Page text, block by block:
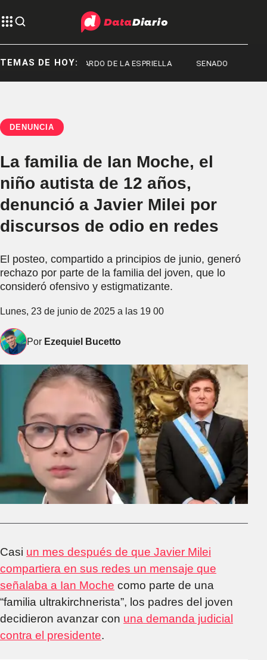
TEMAS DE HOY:ABELARDO DE LA ESPRIELLA SENADO
DENUNCIA
La familia de Ian Moche, el
niño autista de 12 años,
denunció a Javier Milei por
discursos de odio en redes
El posteo, compartido a principios de junio, generó
rechazo por parte de la familia del joven, que lo
consideró ofensivo y estigmatizante.
Lunes, 23 de junio de 2025 a las 19 00
Por Ezequiel Bucetto
Casi un mes después de que Javier Milei
compartiera en sus redes un mensaje que
señalaba a Ian Moche como parte de una
“familia ultrakirchnerista”, los padres del joven
decidieron avanzar con una demanda judicial
contra el presidente.